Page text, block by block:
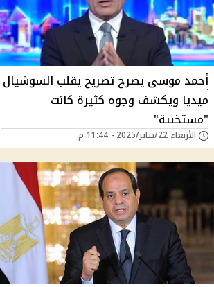
أحمد موسى يصرح تصريح يقلب السوشيال
ميديا ويكشف وجوه كثيرة كانت
"مستخبية"
الأربعاء 22/يناير/2025 - 11:44 م